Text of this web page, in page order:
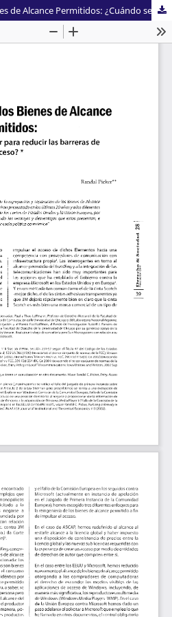
Desagregación de los Bienes de Alcance Permitidos: ¿Cuándo se debe invertir para reducir las barreras de acceso?